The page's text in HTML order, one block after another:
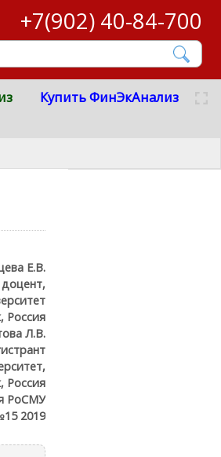
+7(902) 40-84-700
Купить ФинЭкАнализ
Е.В.
Россия
Л.В.
Россия
РоСМУ
2019